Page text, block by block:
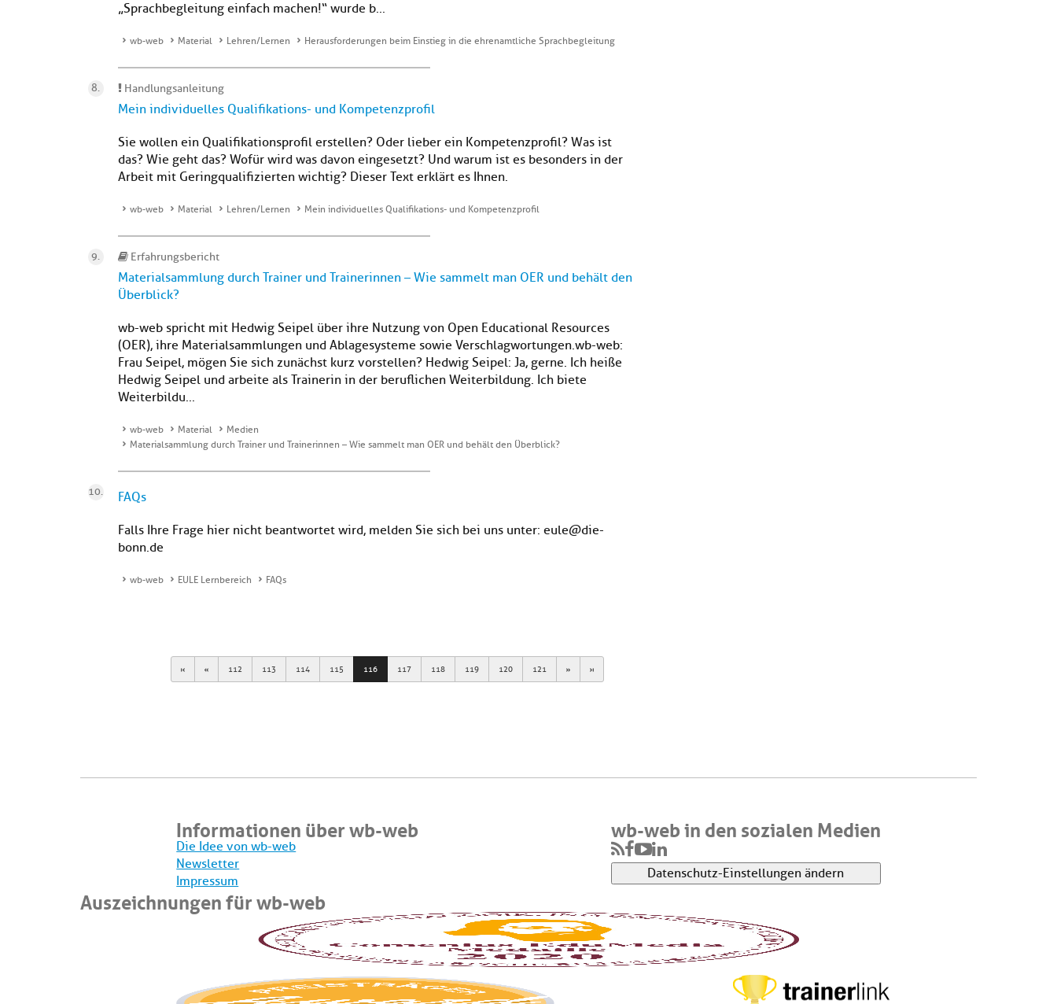
„Sprachbegleitung einfach machen!“ wurde b...
wb-web Material Lehren/Lernen Herausforderungen beim Einstieg in die ehrenamtliche Sprachbegleitung
Handlungsanleitung
Mein individuelles Qualifikations- und Kompetenzprofil
Sie wollen ein Qualifikationsprofil erstellen? Oder lieber ein Kompetenzprofil? Was ist
das? Wie geht das? Wofür wird was davon eingesetzt? Und warum ist es besonders in der
Arbeit mit Geringqualifizierten wichtig? Dieser Text erklärt es Ihnen.
wb-web Material Lehren/Lernen Mein individuelles Qualifikations- und Kompetenzprofil
Erfahrungsbericht
Materialsammlung durch Trainer und Trainerinnen – Wie sammelt man OER und behält den
Überblick?
wb-web spricht mit Hedwig Seipel über ihre Nutzung von Open Educational Resources
(OER), ihre Materialsammlungen und Ablagesysteme sowie Verschlagwortungen.wb-web:
Frau Seipel, mögen Sie sich zunächst kurz vorstellen? Hedwig Seipel: Ja, gerne. Ich heiße
Hedwig Seipel und arbeite als Trainerin in der beruflichen Weiterbildung. Ich biete
Weiterbildu...
wb-web Material
Medien
Materialsammlung durch Trainer und Trainerinnen – Wie sammelt man OER und behält den Überblick?
FAQs
Falls Ihre Frage hier nicht beantwortet wird, melden Sie sich bei uns unter: eule@die-
bonn.de
wb-web EULE Lernbereich FAQs
First Previous
112 113 114 115 116 117 118 119 120 121 Next Last
Informationen über wb-web
Die Idee von wb-web
Newsletter
Impressum
wb-web in den sozialen Medien
Datenschutz-Einstellungen ändern
Auszeichnungen für wb-web